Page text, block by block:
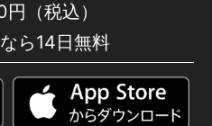
（税込）
ら14日無料